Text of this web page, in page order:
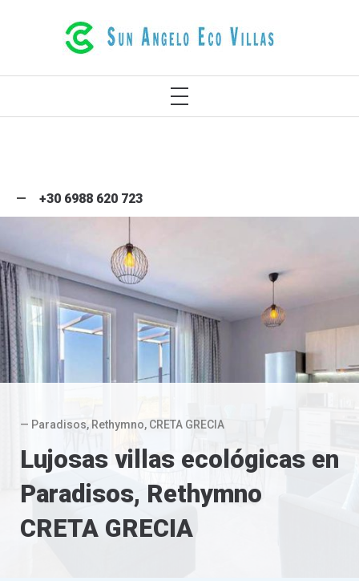
LUJOSAS VILLAS ECOLÓGICAS EN
RETHYMNO CRETA GRECIA
+30 6988 620 723
— Paradisos, Rethymno, CRETA GRECIA
Lujosas villas ecológicas en
Paradisos, Rethymno
CRETA GRECIA